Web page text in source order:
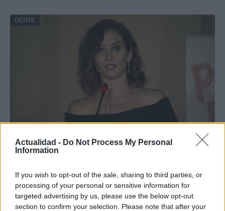
Actualidad - Do Not Process My Personal
Information
If you wish to opt-out of the sale, sharing to third parties, or
processing of your personal or sensitive information for
targeted advertising by us, please use the below opt-out
section to confirm your selection. Please note that after your
GENTE
El notable cambio físico de Isabel Díaz
Ayuso
En su regreso al trabajo al frente de…
GENTE